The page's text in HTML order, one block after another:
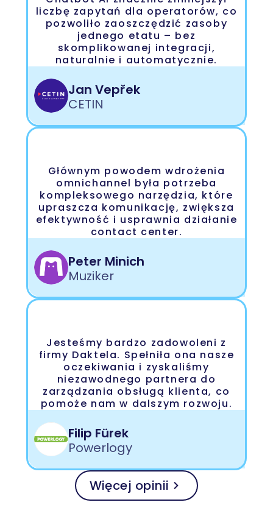
liczbę zapytań dla operatorów, co
pozwoliło zaoszczędzić zasoby
jednego etatu – bez
skomplikowanej integracji,
naturalnie i automatycznie.
Jan Vepřek
CETIN
Głównym powodem wdrożenia
omnichannel była potrzeba
kompleksowego narzędzia, które
upraszcza komunikację, zwiększa
efektywność i usprawnia działanie
contact center.
Peter Minich
Muziker
Jesteśmy bardzo zadowoleni z
firmy Daktela. Spełniła ona nasze
oczekiwania i zyskaliśmy
niezawodnego partnera do
zarządzania obsługą klienta, co
pomoże nam w dalszym rozwoju.
Filip Fürek
Powerlogy
Więcej opinii